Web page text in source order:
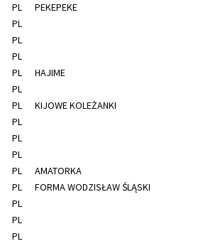
PL PEKEPEKE
PL
PL
PL
PL HAJIME
PL
PL KIJOWE KOLEŻANKI
PL
PL
PL
PL AMATORKA
PL FORMA WODZISŁAW ŚLĄSKI
PL
PL
PL